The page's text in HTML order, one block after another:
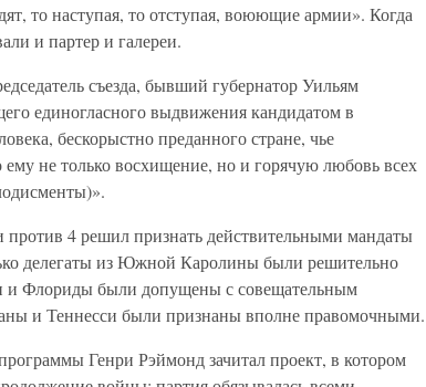
то наступая, то отступая, воюющие армии». Когда
и партер и галереи.
съезда, бывший губернатор Уильям
единогласного выдвижения кандидатом в
бескорыстно преданного стране, чье
ему не только восхищение, но и горячую любовь всех
против 4 решил признать действительными мандаты
делегаты из Южной Каролины были решительно
Флориды были допущены с совещательным
и Теннесси были признаны вполне правомочными.
Генри Рэймонд зачитал проект, в котором